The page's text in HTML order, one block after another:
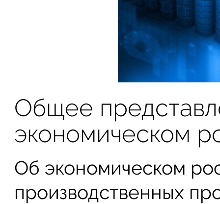
Общее
экономическом
Об экономическом
производственных